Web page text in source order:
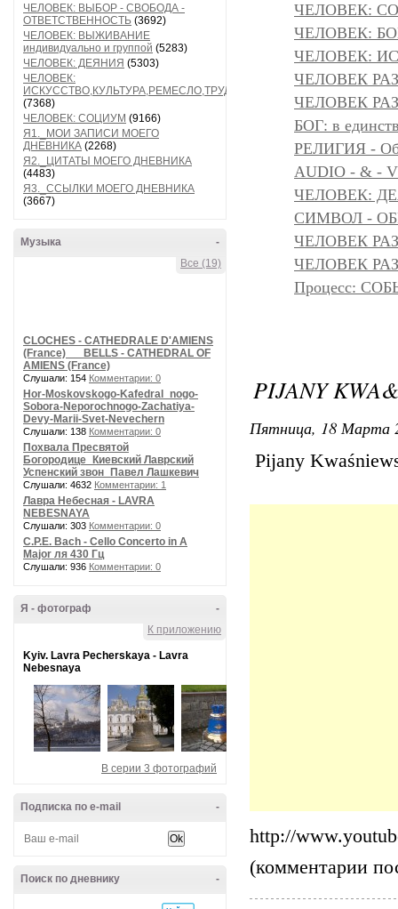
ЧЕЛОВЕК: ВЫБОР - СВОБОДА -
ОТВЕТСТВЕННОСТЬ (3692)
ЧЕЛОВЕК: ВЫЖИВАНИЕ
индивидуально и группой (5283)
ЧЕЛОВЕК: ДЕЯНИЯ (5303)
ЧЕЛОВЕК:
ИСКУССТВО,КУЛЬТУРА,РЕМЕСЛО,ТРУД
(7368)
ЧЕЛОВЕК: СОЦИУМ (9166)
Я1._МОИ ЗАПИСИ МОЕГО
ДНЕВНИКА (2268)
Я2._ЦИТАТЫ МОЕГО ДНЕВНИКА
(4483)
Я3._ССЫЛКИ МОЕГО ДНЕВНИКА
(3667)
-
Музыка
Все (19)
CLOCHES - CATHEDRALE D'AMIENS
(France) __ BELLS - CATHEDRAL OF
AMIENS (France)
Слушали: 154 Комментарии: 0
Hor-Moskovskogo-Kafedral_nogo-
Sobora-Neporochnogo-Zachatiya-
Devy-Marii-Svet-Nevechern
Слушали: 138 Комментарии: 0
Похвала Пресвятой
Богородице_Киевский Лаврский
Успенский звон_Павел Лашкевич
Слушали: 4632 Комментарии: 1
Лавра Небесная - LAVRA
NEBESNAYA
Слушали: 303 Комментарии: 0
C.P.E. Bach - Cello Concerto in A
Major ля 430 Гц
Слушали: 936 Комментарии: 0
-
Я - фотограф
К приложению
Kyiv. Lavra Pecherskaya - Lavra
Nebesnaya
В серии 3 фотографий
-
Подписка по e-mail
-
Поиск по дневнику
ЧЕЛОВЕК:
ЧЕЛОВЕК:
ЧЕЛОВЕК:
ЧЕЛОВЕК
ЧЕЛОВЕК
БОГ: в
РЕЛИГИЯ -
AUDIO - & -
ЧЕЛОВЕК:
СИМВОЛ -
ЧЕЛОВЕК
ЧЕЛОВЕК
Процесс:
PIJANY
Пятница, 18 Марта
Pijany
http://
(комментарии